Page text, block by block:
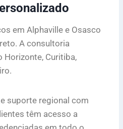
em Alphaville e Osasco
A consultoria
Horizonte, Curitiba,
suporte regional com
têm acesso a